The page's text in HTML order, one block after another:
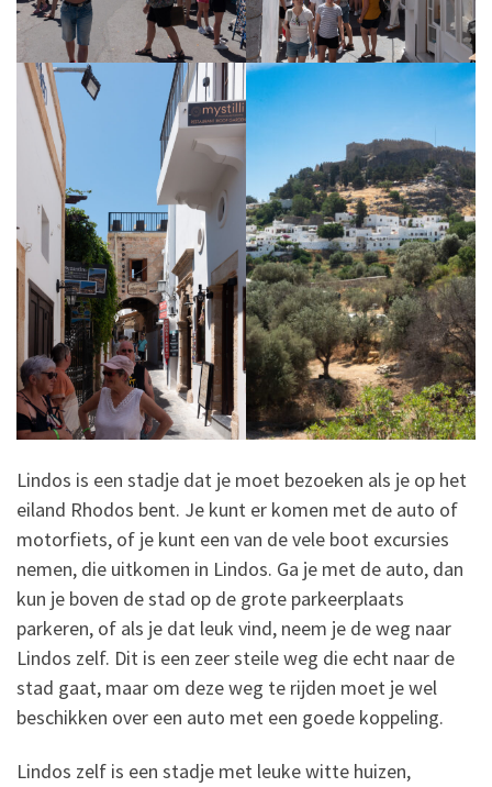
Lindos is een stadje dat je moet bezoeken als je op het
eiland Rhodos bent. Je kunt er komen met de auto of
motorfiets, of je kunt een van de vele boot excursies
nemen, die uitkomen in Lindos. Ga je met de auto, dan
kun je boven de stad op de grote parkeerplaats
parkeren, of als je dat leuk vind, neem je de weg naar
Lindos zelf. Dit is een zeer steile weg die echt naar de
stad gaat, maar om deze weg te rijden moet je wel
beschikken over een auto met een goede koppeling.
Lindos zelf is een stadje met leuke witte huizen,